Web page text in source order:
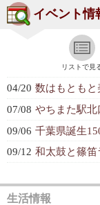
イベント情
リストで見
04/20 数はもともと
07/08 やちまた駅北
09/06 千葉県誕生150
09/12 和太鼓と篠
生活情報